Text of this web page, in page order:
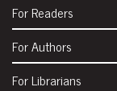
For Readers
For Authors
For Librarians